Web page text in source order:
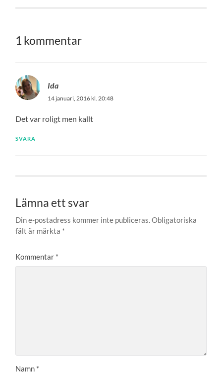
1 kommentar
Ida
14 januari, 2016 kl. 20:48
Det var roligt men kallt
SVARA
Lämna ett svar
Din e-postadress kommer inte publiceras.Obligatoriska
fält är märkta *
Kommentar *
Namn *